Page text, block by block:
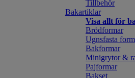
Tillbehör
Bakartiklar
Visa allt för
Brödformar
Ugnsfasta
Bakformar
Minigrytor &
Pajformar
Bakset